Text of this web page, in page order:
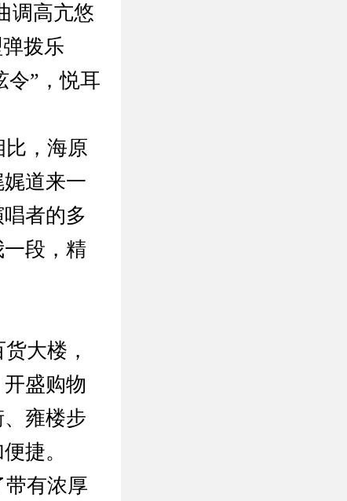
调高亢悠
拨乐
令”，悦耳
，海原
道来一
者的多
段，精
大楼，
盛购物
雍楼步
捷。
有浓厚